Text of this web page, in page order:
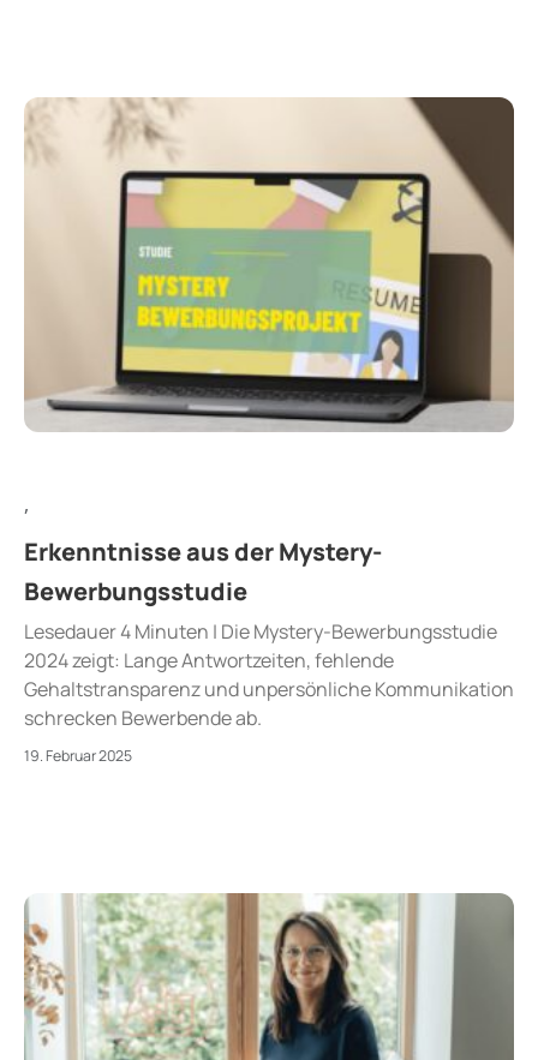
,
Erkenntnisse aus der Mystery-
Bewerbungsstudie
Lesedauer 4 Minuten | Die Mystery-Bewerbungsstudie
2024 zeigt: Lange Antwortzeiten, fehlende
Gehaltstransparenz und unpersönliche Kommunikation
schrecken Bewerbende ab.
19. Februar 2025